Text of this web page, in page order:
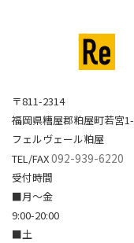
〒811-2314
福岡県糟屋郡粕屋町若宮
フェルヴェール粕屋
TEL/FAX092-939-6220
受付時間
■月～金
9:00-20:00
■土